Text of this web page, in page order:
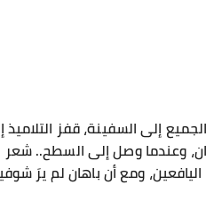
إلى السفينة، قفز
وعندما وصل إلى السطح.. شعر
ومع أن باهان لم يرَ